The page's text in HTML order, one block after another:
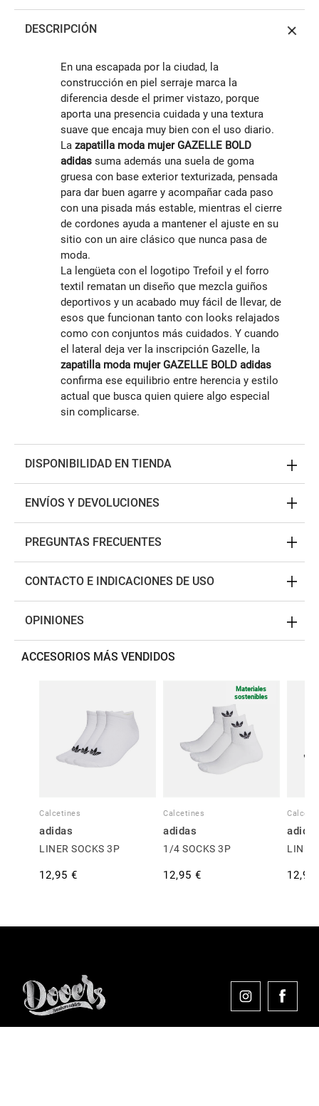
DESCRIPCIÓN
En una escapada por la ciudad, la
construcción en piel serraje marca la
diferencia desde el primer vistazo, porque
aporta una presencia cuidada y una textura
suave que encaja muy bien con el uso diario.
La zapatilla moda mujer GAZELLE BOLD
adidas suma además una suela de goma
gruesa con base exterior texturizada, pensada
para dar buen agarre y acompañar cada paso
con una pisada más estable, mientras el cierre
de cordones ayuda a mantener el ajuste en su
sitio con un aire clásico que nunca pasa de
moda.
La lengüeta con el logotipo Trefoil y el forro
textil rematan un diseño que mezcla guiños
deportivos y un acabado muy fácil de llevar, de
esos que funcionan tanto con looks relajados
como con conjuntos más cuidados. Y cuando
el lateral deja ver la inscripción Gazelle, la
zapatilla moda mujer GAZELLE BOLD adidas
confirma ese equilibrio entre herencia y estilo
actual que busca quien quiere algo especial
sin complicarse.
DISPONIBILIDAD EN TIENDA
ENVÍOS Y DEVOLUCIONES
PREGUNTAS FRECUENTES
CONTACTO E INDICACIONES DE USO
OPINIONES
ACCESORIOS MÁS VENDIDOS
Calcetines
adidas
LINER SOCKS 3P
12,95 €
Materiales
sostenibles
Calcetines
adidas
1/4 SOCKS 3P
12,95 €
LINER
12,95